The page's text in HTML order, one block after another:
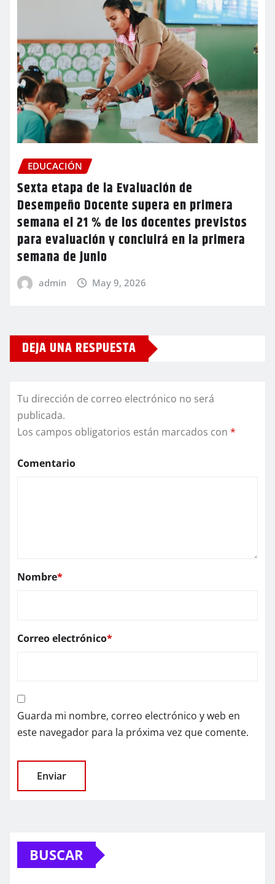
EDUCACIÓN
Sexta etapa de la Evaluación de
Desempeño Docente supera en primera
semana el 21 % de los docentes previstos
para evaluación y concluirá en la primera
semana de junio
admin May 9, 2026
DEJA UNA RESPUESTA
Tu dirección de correo electrónico no será
publicada.
Los campos obligatorios están marcados con *
Comentario
Nombre*
Correo electrónico*
Guarda mi nombre, correo electrónico y web en
este navegador para la próxima vez que comente.
BUSCAR